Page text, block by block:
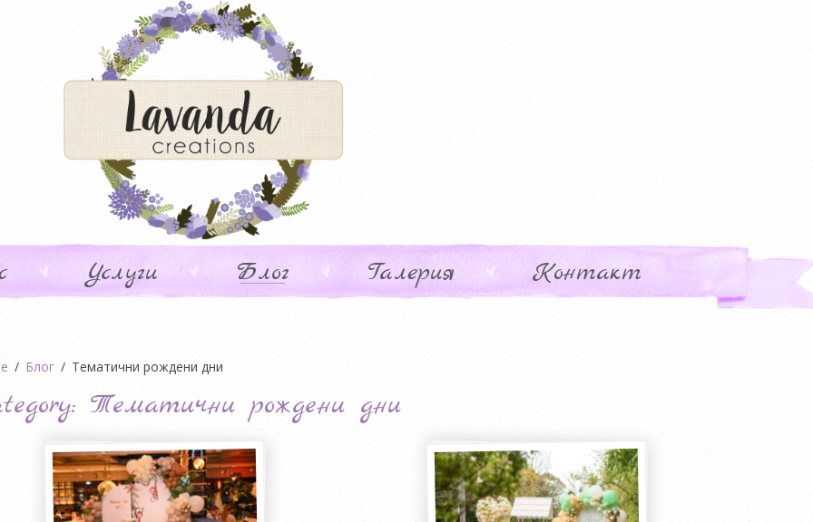
Услуги Блог Галерия Контакт
Блог Тематични рождени дни
Тематични рождени дни